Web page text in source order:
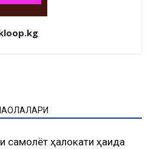
самолёт ҳалокати ҳақида